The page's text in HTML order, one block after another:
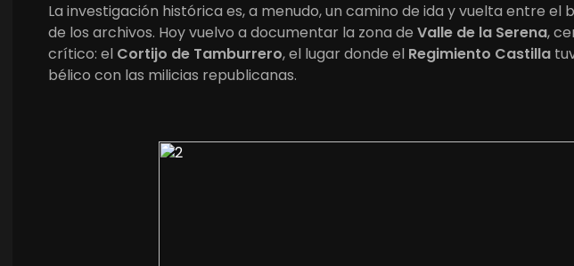
La investigación histórica es, a menudo, un camino de ida y vuelta entre
de los archivos. Hoy vuelvo a documentar la zona de Valle de la Serena,
crítico: el Cortijo de Tamburrero, el lugar donde el Regimiento Castilla
bélico con las milicias republicanas.